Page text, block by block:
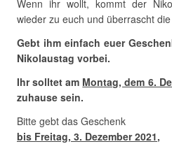
Wenn ihr wollt, kommt der
wieder zu euch und überrascht
Gebt ihm einfach euer
Nikolaustag vorbei.
Ihr solltet am Montag, dem 6.
zuhause sein.
Bitte gebt das Geschenk
bis Freitag, 3. Dezember 2021,